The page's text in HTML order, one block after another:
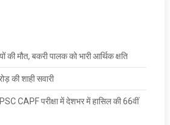
की मौत, बकरी पालक को भारी आर्थिक क्षति
की शाही सवारी
CAPF परीक्षा में देशभर में हासिल की 66वीं